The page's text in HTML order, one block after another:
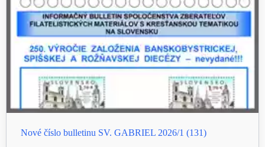
Nové číslo bulletinu SV. GABRIEL 2026/1 (131)